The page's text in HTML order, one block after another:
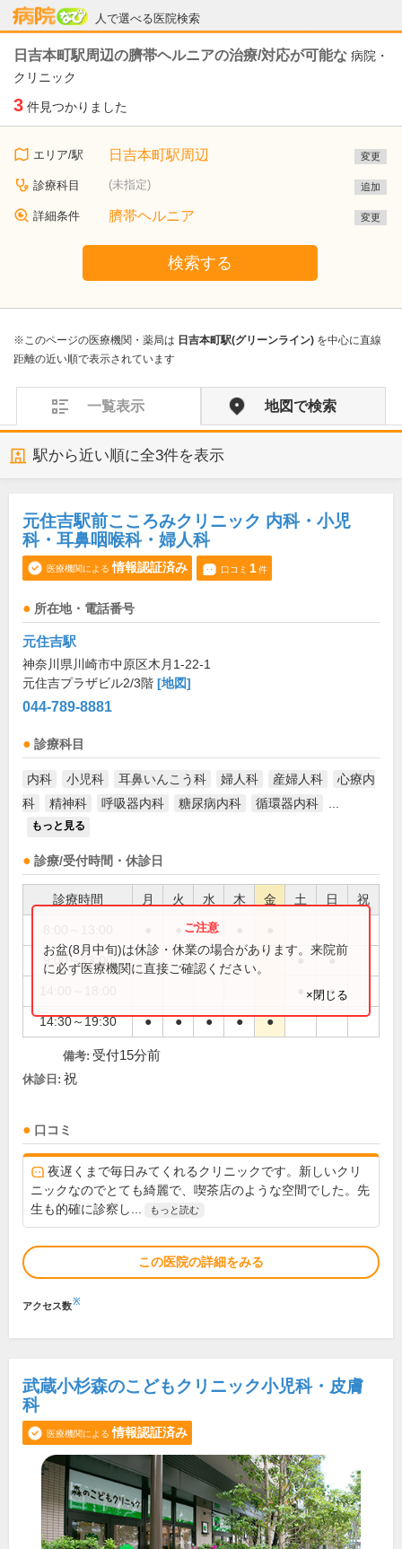
人で選べる医院検索
病院なび
日吉本町駅周辺の臍帯ヘルニアの治療/対応が可能な 病院・
クリニック
3 件見つかりました
エリア/駅 日吉本町駅周辺 変更
診療科目 (未指定) 追加
詳細条件 臍帯ヘルニア 変更
検索する
※このページの医療機関・薬局は 日吉本町駅(グリーンライン) を中心に直線
距離の近い順で表示されています
一覧表示 地図で検索
駅から近い順に全3件を表示
元住吉駅前こころみクリニック 内科・小児
科・耳鼻咽喉科・婦人科
医療機関による 情報認証済み 口コミ 1件
所在地・電話番号
元住吉駅
神奈川県川崎市中原区木月1-22-1
元住吉プラザビル2/3階 [地図]
044-789-8881
診療科目
内科 小児科 耳鼻いんこう科 婦人科 産婦人科
心療内
科
精神科 呼吸器内科 糖尿病内科 循環器内科
もっと見る
診療/受付時間・休診日
診療時間 月 火 水 木 金 土 日 祝
●
9:00～13:00 ● ●
●
14:30～19:30 ● ● ● ● ●
お盆(8月中旬)は休診・休業の場合があります。来院前
に必ず医療機関に直接ご確認ください。
×閉じる
備考: 受付15分前
休診日: 祝
口コミ
夜遅くまで毎日みてくれるクリニックです。新しいクリ
ニックなのでとても綺麗で、喫茶店のような空間でした。先
生も的確に診察し...
もっと読む
この医院の詳細をみる
アクセス数※
武蔵小杉森のこどもクリニック小児科・皮膚
科
医療機関による 情報認証済み